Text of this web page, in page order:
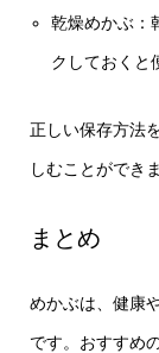
乾燥めかぶ：
クしておくと
正しい保存方法
しむことができま
まとめ
めかぶは、健康
です。おすすめ